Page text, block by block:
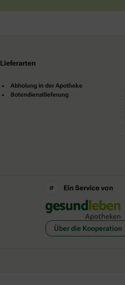
Lieferarten
Abholung in der Apotheke
Botendienstlieferung
Ein Service von
Über die Kooperation